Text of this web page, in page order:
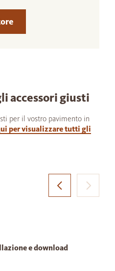
accessori giusti
per il vostro pavimento in
per visualizzare tutti gli
e download